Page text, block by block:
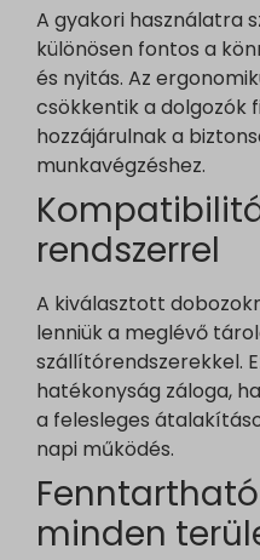
A gyakori használatra
különösen fontos a
és nyitás. Az
csökkentik a dolgozók
hozzájárulnak a
munkavégzéshez.
rendszerrel
A kiválasztott
lenniük a meglévő
szállítórendszerekkel.
hatékonyság záloga,
a felesleges
napi működés.
minden
www.google.co.id
www.google.co.il
www.google.co.in
www.google.co.jp
www.google.co.uk
www.google.com.hk
www.google.com.tr
www.google.cz
www.google.de
www.google.fr
www.google.hr
www.google.hu
www.google.mk
www.google.nl